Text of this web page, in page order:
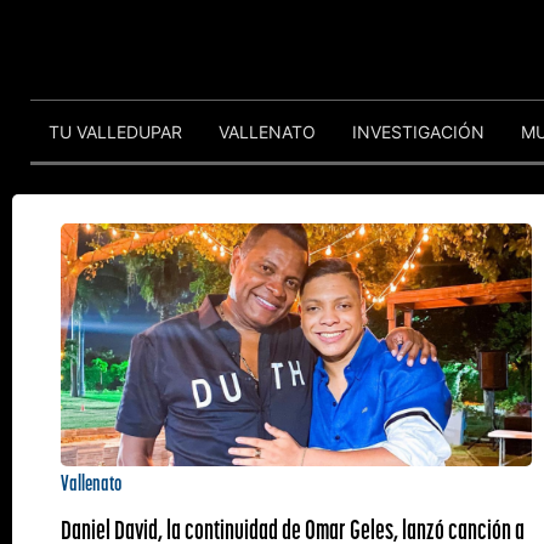
TU VALLEDUPAR VALLENATO INVESTIGACIÓN
Vallenato
Daniel David, la continuidad de Omar Geles, lanzó canción a